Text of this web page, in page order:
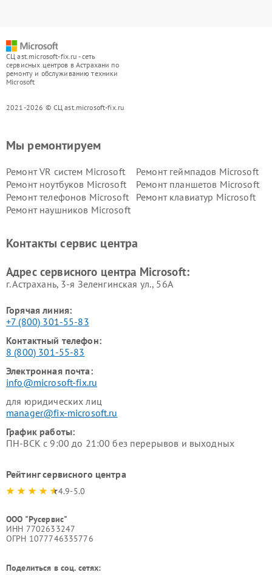
СЦ ast.microsoft-fix.ru - сеть
сервисных центров в Астрахани по
ремонту и обслуживанию техники
Microsoft
2021-2026 © СЦ ast.microsoft-fix.ru
Мы ремонтируем
Ремонт VR систем Microsoft
Ремонт геймпадов Microsoft
Ремонт ноутбуков Microsoft
Ремонт планшетов Microsoft
Ремонт телефонов Microsoft
Ремонт клавиатур Microsoft
Ремонт наушников Microsoft
Контакты сервис центра
Адрес сервисного центра Microsoft:
г. Астрахань, 3-я Зеленгинская ул., 56А
Горячая линия:
+7 (800) 301-55-83
Контактный телефон:
8 (800) 301-55-83
Электронная почта:
info@microsoft-fix.ru
для юридических лиц
manager@fix-microsoft.ru
График работы:
ПН-ВСК с 9:00 до 21:00 без перерывов и выходных
Рейтинг сервисного центра
4.9-5.0
ООО "Русервис"
ИНН 7702633247
ОГРН 1077746335776
Поделиться в соц. сетях: